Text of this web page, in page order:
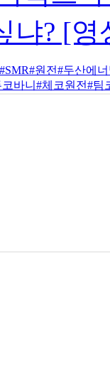
냐? [
#SMR#원전#두산에
바니 #체코원전#팀